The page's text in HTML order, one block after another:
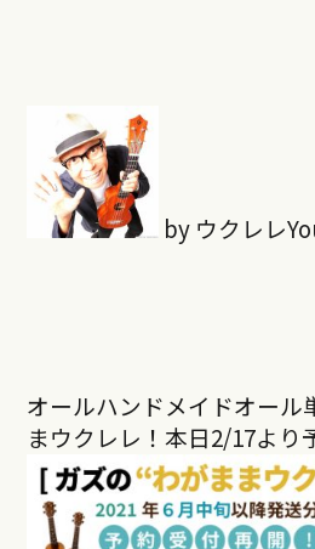
by ウクレレ
オールハンドメイドオール
まウクレレ！本日2/17より